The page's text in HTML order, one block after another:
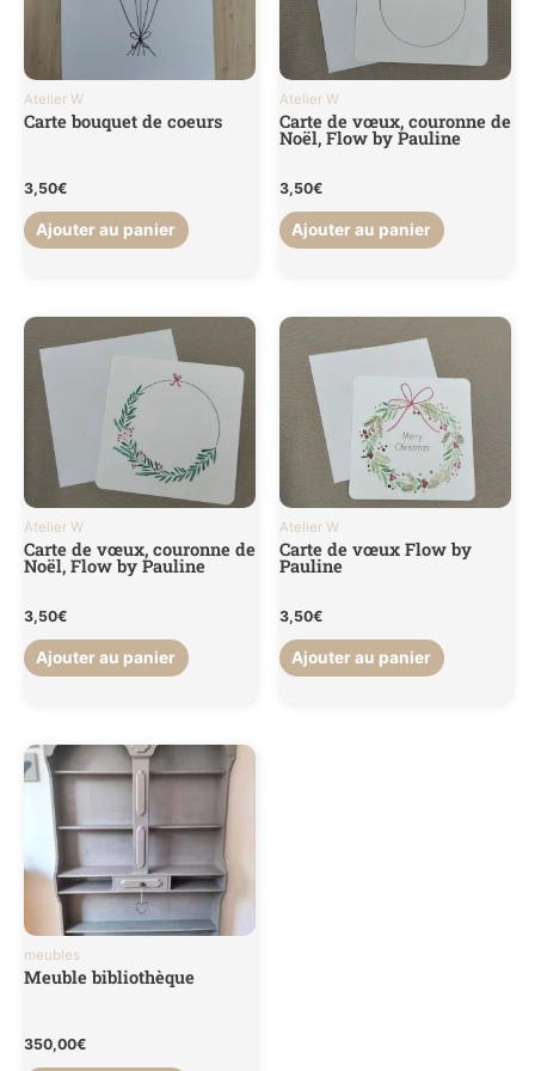
Atelier W
Carte bouquet de coeurs
3,50€
Ajouter au panier
Atelier W
Carte de vœux, couronne de
Noël, Flow by Pauline
3,50€
Ajouter au panier
Atelier W
Carte de vœux, couronne de
Noël, Flow by Pauline
3,50€
Ajouter au panier
Atelier W
Carte de vœux Flow by
Pauline
3,50€
Ajouter au panier
meubles
Meuble bibliothèque
350,00€